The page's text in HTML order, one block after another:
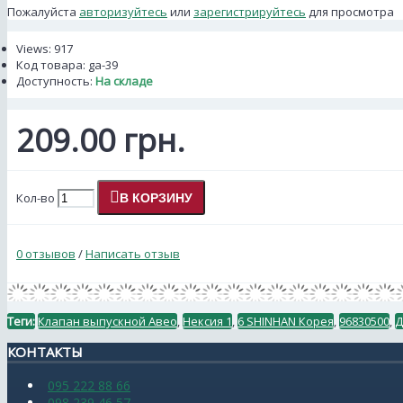
Пожалуйста авторизуйтесь или зарегистрируйтесь для просмотра
Views: 917
Код товара: ga-39
Доступность: На складе
209.00 грн.
Кол-во В КОРЗИНУ
0 отзывов /Написать отзыв
Теги:Клапан выпускной Авео,Нексия 1, 6 SHINHAN Корея, 96830500,
КОНТАКТЫ
095 222 88 66